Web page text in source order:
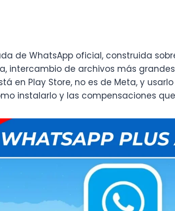
de WhatsApp oficial, construida
intercambio de archivos más
en Play Store, no es de Meta, y
instalarlo y las compensaciones